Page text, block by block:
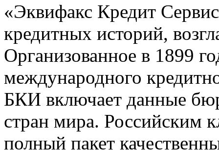
«Эквифакс Кредит
кредитных историй,
Организованное в 1899
международного
БКИ включает данные
стран мира. Российским
полный пакет